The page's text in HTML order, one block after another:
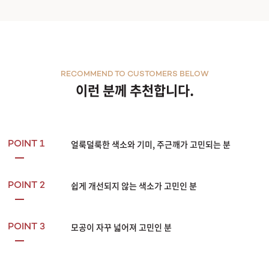
이런 분께 추천합니다.
RECOMMEND TO CUSTOMERS BELOW
POINT 1 얼룩덜룩한 색소와 기미, 주근깨가 고민되는 분
POINT 2 쉽게 개선되지 않는 색소가 고민인 분
POINT 3 모공이 자꾸 넓어져 고민인 분